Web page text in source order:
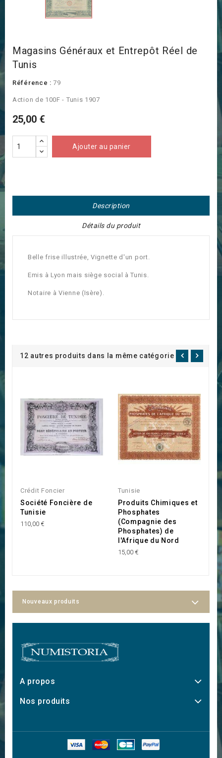
Magasins Généraux et Entrepôt Réel de
Tunis
Référence : 79
Action de 100F - Tunis 1907
25,00 €
Ajouter au panier
Description
Détails du produit
Belle frise illustrée, Vignette d'un port.
Emis à Lyon mais siège social à Tunis.
Notaire à Vienne (Isère).
12 autres produits dans la même catégorie :
Crédit Foncier
Société Foncière de
Tunisie
110,00 €
Tunisie
Produits Chimiques et
Phosphates
(Compagnie des
Phosphates) de
l'Afrique du Nord
15,00 €
Nouveaux produits
A propos
Nos produits